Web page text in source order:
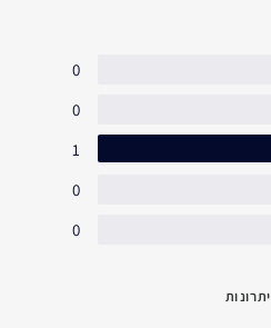
0
0
1
0
0
יתרונות